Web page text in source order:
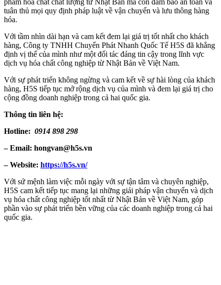
tuân thủ mọi quy định pháp luật về vận chuyển và lưu thông hàng
hóa.
Với tầm nhìn dài hạn và cam kết đem lại giá trị tốt nhất cho khách
hàng, Công ty TNHH Chuyển Phát Nhanh Quốc Tế H5S đã khẳng
định vị thế của mình như một đối tác đáng tin cậy trong lĩnh vực
dịch vụ hóa chất công nghiệp từ Nhật Bản về Việt Nam.
Với sự phát triển không ngừng và cam kết về sự hài lòng của khách
hàng, H5S tiếp tục mở rộng dịch vụ của mình và đem lại giá trị cho
cộng đồng doanh nghiệp trong cả hai quốc gia.
Thông tin liên hệ:
Hotline: 0914 898 298
– Email: hongvan@h5s.vn
– Website: https://h5s.vn/
Với sứ mệnh làm việc mỗi ngày với sự tận tâm và chuyên nghiệp,
H5S cam kết tiếp tục mang lại những giải pháp vận chuyển và dịch
vụ hóa chất công nghiệp tốt nhất từ Nhật Bản về Việt Nam, góp
phần vào sự phát triển bền vững của các doanh nghiệp trong cả hai
quốc gia.